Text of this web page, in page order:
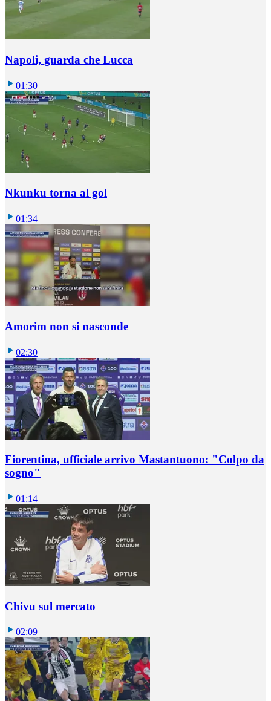
Napoli, guarda che Lucca
01:30
Nkunku torna al gol
01:34
Amorim non si nasconde
02:30
Fiorentina, ufficiale arrivo Mastantuono: "Colpo da
sogno"
01:14
Chivu sul mercato
02:09